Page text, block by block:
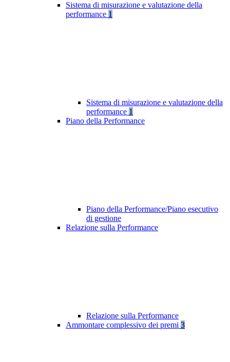
Sistema di misurazione e valutazione della
performance 1
Sistema di misurazione e valutazione della
performance 1
Piano della Performance
Piano della Performance/Piano esecutivo
di gestione
Relazione sulla Performance
Relazione sulla Performance
Ammontare complessivo dei premi 3